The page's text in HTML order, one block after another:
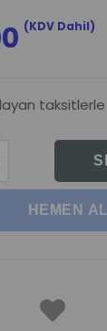
(KDV Dahil)
taksitlerle